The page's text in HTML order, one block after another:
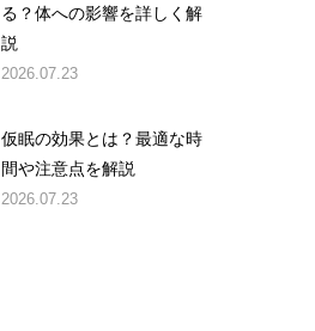
る？体への影響を詳しく解
説
2026.07.23
仮眠の効果とは？最適な時
間や注意点を解説
2026.07.23